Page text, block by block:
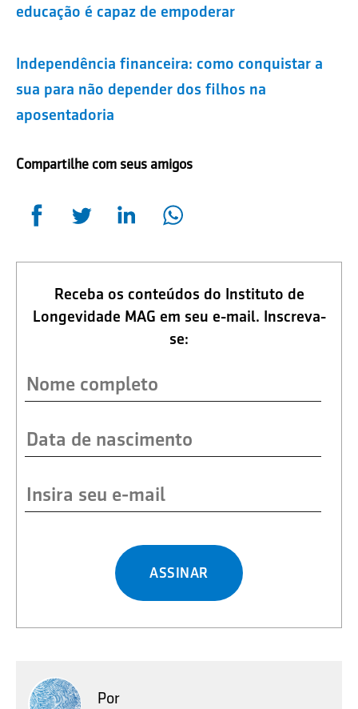
educação é capaz de empoderar
Independência financeira: como conquistar a
sua para não depender dos filhos na
aposentadoria
Compartilhe com seus amigos
Receba os conteúdos do Instituto de
Longevidade MAG em seu e-mail. Inscreva-
se:
ASSINAR
Por